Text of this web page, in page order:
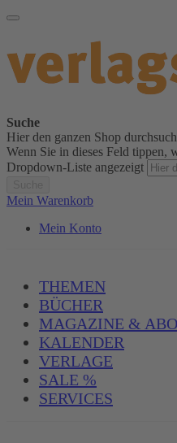
Suche
Hier den ganzen Shop
Wenn Sie in dieses Feld tippen,
Dropdown-Liste angezeigt
Mein Warenkorb
Mein Konto
THEMEN
BÜCHER
MAGAZINE & ABO
KALENDER
VERLAGE
SALE %
SERVICES